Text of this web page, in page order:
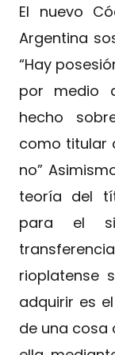
El nuevo
Argentina
“Hay
por medio
hecho
como titular
no”
teoría del
para el
rioplatense
adquirir es
de una cosa